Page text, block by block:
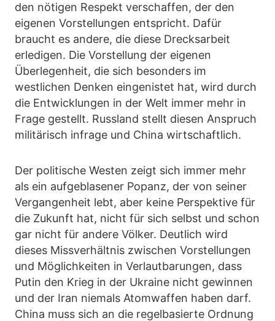
den nötigen Respekt verschaffen, der den
eigenen Vorstellungen entspricht. Dafür
braucht es andere, die diese Drecksarbeit
erledigen. Die Vorstellung der eigenen
Überlegenheit, die sich besonders im
westlichen Denken eingenistet hat, wird durch
die Entwicklungen in der Welt immer mehr in
Frage gestellt. Russland stellt diesen Anspruch
militärisch infrage und China wirtschaftlich.
Der politische Westen zeigt sich immer mehr
als ein aufgeblasener Popanz, der von seiner
Vergangenheit lebt, aber keine Perspektive für
die Zukunft hat, nicht für sich selbst und schon
gar nicht für andere Völker. Deutlich wird
dieses Missverhältnis zwischen Vorstellungen
und Möglichkeiten in Verlautbarungen, dass
Putin den Krieg in der Ukraine nicht gewinnen
und der Iran niemals Atomwaffen haben darf.
China muss sich an die regelbasierte Ordnung